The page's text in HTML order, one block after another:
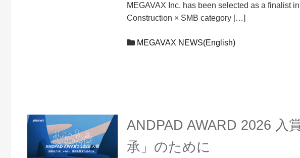
MEGAVAX Inc. has been selected as a finalist
Construction × SMB category […]
MEGAVAX NEWS(English)
ANDPAD AWARD 2026 入
承」のために